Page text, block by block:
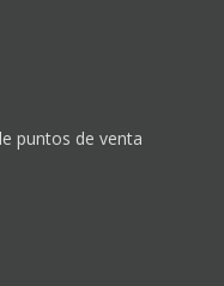
puntos de venta